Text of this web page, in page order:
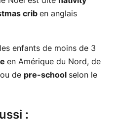
crib en anglais
enfants de moins de 3
en Amérique du Nord, de
de pre-school selon le
: